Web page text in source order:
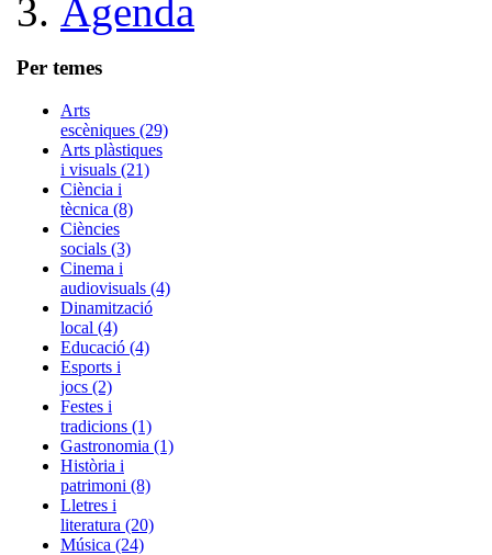
Agenda
Per temes
Arts
escèniques (29)
Arts plàstiques
i visuals (21)
Ciència i
tècnica (8)
Ciències
socials (3)
Cinema i
audiovisuals (4)
Dinamització
local (4)
Educació (4)
Esports i
jocs (2)
Festes i
tradicions (1)
Gastronomia (1)
Història i
patrimoni (8)
Lletres i
literatura (20)
Música (24)